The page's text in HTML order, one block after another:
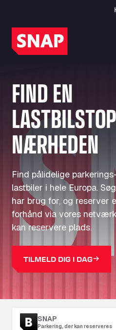
FIND EN
NÆRHEDEN
Find pålidelige
lastbiler i hele Europa.
har brug for, og reserver
forhånd via vores
kan reservere plads.
TILMELD DIG I DAG
SNAP
Parkering, der kan reserveres